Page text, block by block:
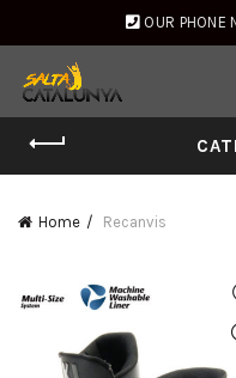
OUR PHONE
Home Recanvis